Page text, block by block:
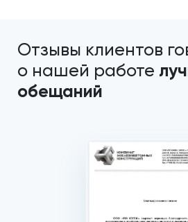
Отзывы клиентов
о нашей работе
обещаний